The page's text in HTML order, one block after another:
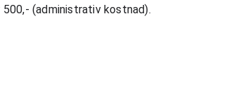
(administrativ kostnad).